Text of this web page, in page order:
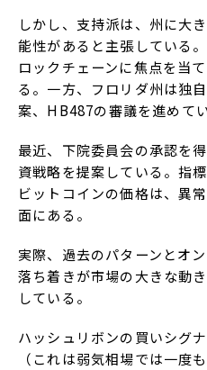
しかし、支持派は、州に大
能性があると主張している
ロックチェーンに焦点を当
る。一方、フロリダ州は独
案、HB487の審議を進めてい
最近、下院委員会の承認を
資戦略を提案している。指
ビットコインの価格は、異
面にある。
実際、過去のパターンとオ
落ち着きが市場の大きな動
している。
ハッシュリボンの買いシグ
（これは弱気相場では一度